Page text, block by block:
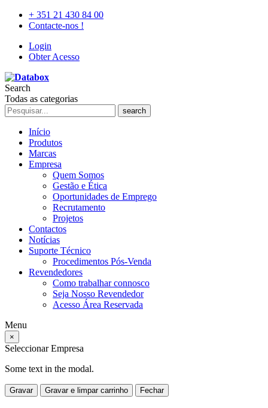
+ 351 21 430 84 00
Contacte-nos !
Login
Obter Acesso
Search
Todas as categorias
search
Início
Produtos
Marcas
Empresa
Quem Somos
Gestão e Ética
Oportunidades de Emprego
Recrutamento
Projetos
Contactos
Notícias
Suporte Técnico
Procedimentos Pós-Venda
Revendedores
Como trabalhar connosco
Seja Nosso Revendedor
Acesso Área Reservada
Menu
×
Seleccionar Empresa
Some text in the modal.
Gravar Gravar e limpar carrinho Fechar